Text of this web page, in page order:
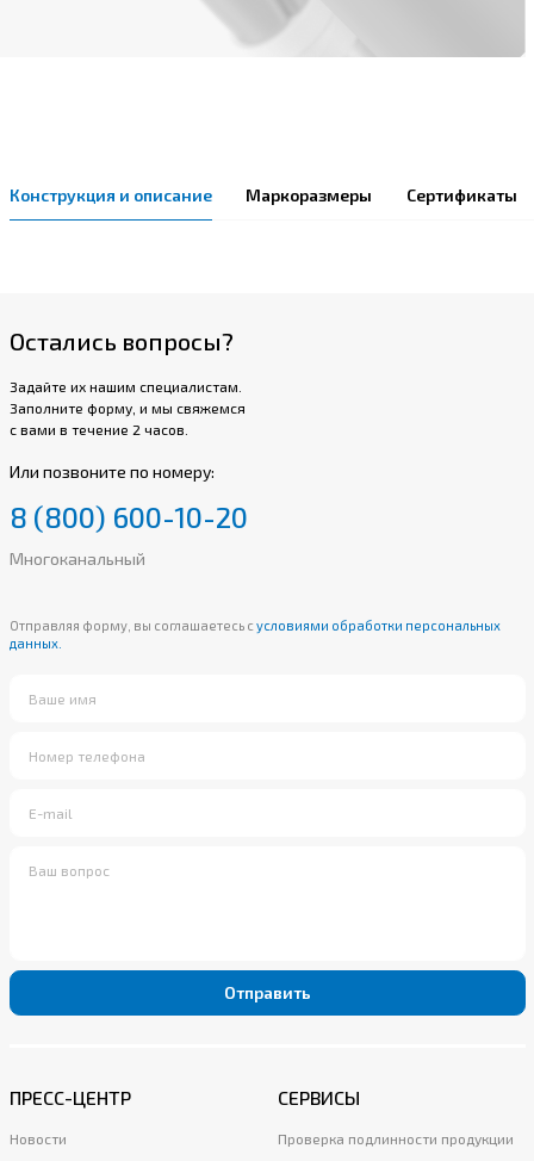
Конструкция и описание Маркоразмеры Сертификаты
Остались вопросы?
Задайте их нашим специалистам.
Заполните форму, и мы свяжемся
с вами в течение 2 часов.
Или позвоните по номеру:
8 (800) 600-10-20
Многоканальный
Отправляя форму, вы соглашаетесь с условиями обработки персональных
данных.
Отправить
ПРЕСС-ЦЕНТР
Новости
СЕРВИСЫ
Проверка подлинности продукции